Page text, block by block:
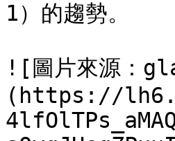
1）的趨勢。
![圖片來源：
(https://